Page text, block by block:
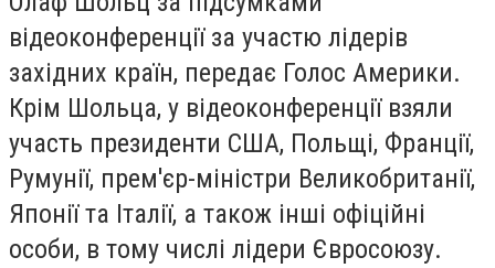
відеоконференції за участю лідерів
західних країн, передає Голос Америки.
Крім Шольца, у відеоконференції взяли
участь президенти США, Польщі, Франції,
Румунії, прем'єр-міністри Великобританії,
Японії та Італії, а також інші офіційні
особи, в тому числі лідери Євросоюзу.